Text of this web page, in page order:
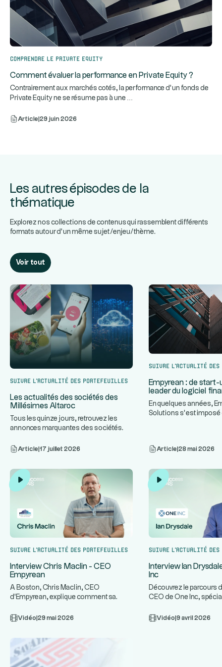
Comprendre le Private Equity
Comment évaluer la performance en Private Equity ?
Contrairement aux marchés cotés, la performance d’un fonds de
Private Equity ne se résume pas à une ...
Article 29 juin 2026
Les autres épisodes de la
thématique
Explorez nos collections de contenus qui rassemblent différents
formats autour d’un même sujet/enjeu/thème.
Voir tout
Suivre l’actualité des portefeuilles
Les actualités des sociétés des
Millésimes Altaroc
Tous les quinze jours, retrouvez les
annonces marquantes des sociétés
Article 17 juillet 2026
Suivre l’actualité
Empyrean : de start-
leader du logiciel
En quelques années,
Solutions s’est
Article 28 mai 2026
Suivre l’actualité des portefeuilles
Interview Chris Maclin - CEO
Empyrean
A Boston, Chris Maclin, CEO
d'Empyrean, explique comment sa
ban...
Vidéo 29 mai 2026
Suivre l’actualité
Interview Ian
Inc
Découvrez le parcours
CEO de One Inc,
Vidéo 9 avril 2026